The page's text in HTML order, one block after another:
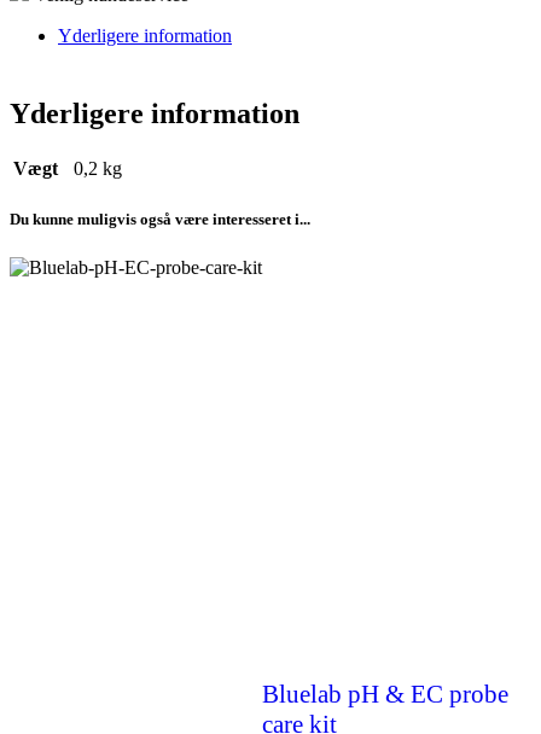
Yderligere information
Yderligere information
Vægt 0,2 kg
Du kunne muligvis også være interesseret i...
Bluelab pH & EC probe
care kit